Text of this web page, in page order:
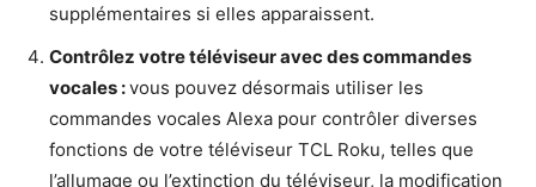
supplémentaires si elles apparaissent.
Contrôlez votre téléviseur avec des commandes
vocales :vous pouvez désormais utiliser les
commandes vocales Alexa pour contrôler diverses
fonctions de votre téléviseur TCL Roku, telles que
l’allumage ou l’extinction du téléviseur, la modification